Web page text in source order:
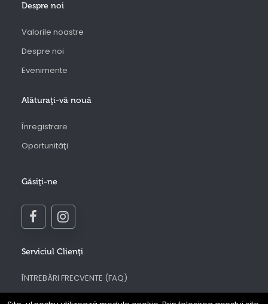
Despre noi
Valorile noastre
Despre noi
Evenimente
Alăturaţi-vă nouă
Înregistrare
Oportunităţi
Găsiţi-ne
Serviciul Clienţi
ÎNTREBĂRI FRECVENTE (FAQ)